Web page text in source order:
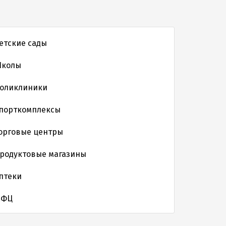
сады
центры
магазины